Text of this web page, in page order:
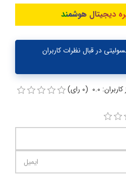
دیجیتال هوشمند
در قبال نظرات کاربران
0.0 (0 رای)